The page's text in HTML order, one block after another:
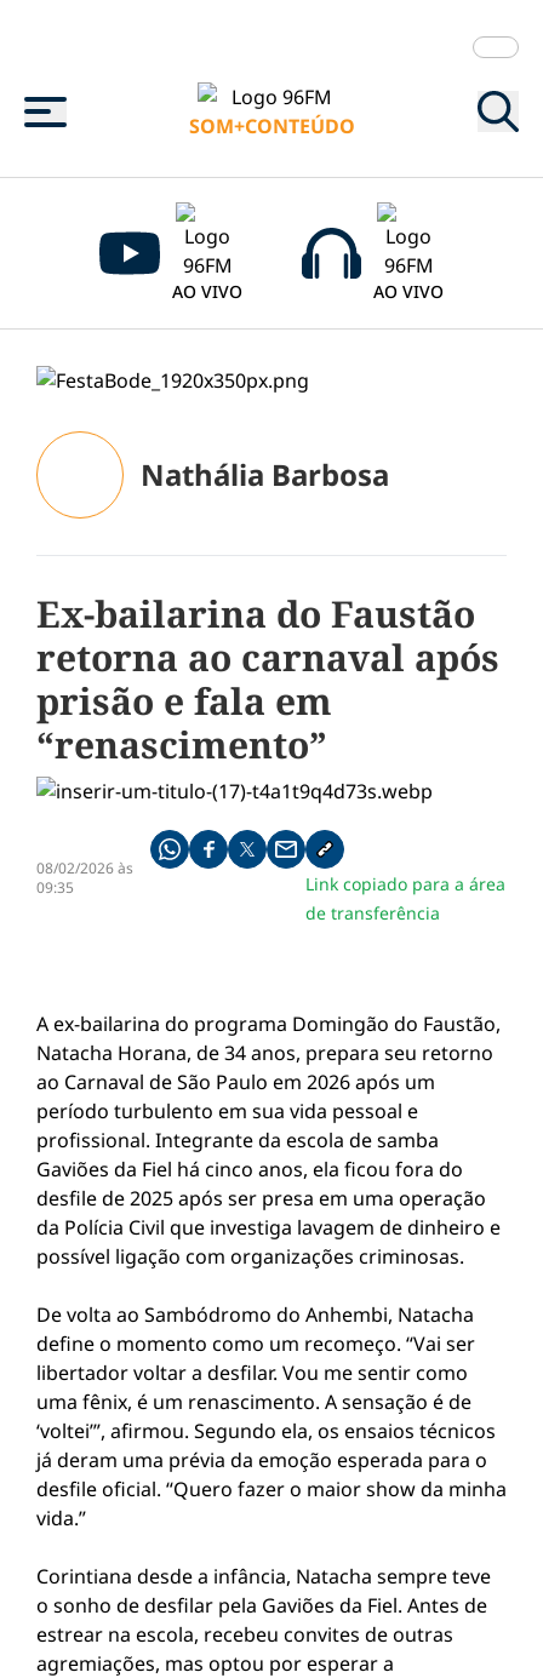
Menu
SOM+CONTEÚDO
AO VIVO AO VIVO
Nathália Barbosa
Ex-bailarina do Faustão
retorna ao carnaval após
prisão e fala em
“renascimento”
08/02/2026 às
09:35
Compartilhe pelo whatsapp
Compartilhar no facebook
Compartilhar no twitter
Compartilhe pelo email
Copiar link da notícia
Link copiado para a área
de transferência
A ex-bailarina do programa Domingão do Faustão,
Natacha Horana, de 34 anos, prepara seu retorno
ao Carnaval de São Paulo em 2026 após um
período turbulento em sua vida pessoal e
profissional. Integrante da escola de samba
Gaviões da Fiel há cinco anos, ela ficou fora do
desfile de 2025 após ser presa em uma operação
da Polícia Civil que investiga lavagem de dinheiro e
possível ligação com organizações criminosas.
De volta ao Sambódromo do Anhembi, Natacha
define o momento como um recomeço. “Vai ser
libertador voltar a desfilar. Vou me sentir como
uma fênix, é um renascimento. A sensação é de
‘voltei’”, afirmou. Segundo ela, os ensaios técnicos
já deram uma prévia da emoção esperada para o
desfile oficial. “Quero fazer o maior show da minha
vida.”
Corintiana desde a infância, Natacha sempre teve
o sonho de desfilar pela Gaviões da Fiel. Antes de
estrear na escola, recebeu convites de outras
agremiações, mas optou por esperar a